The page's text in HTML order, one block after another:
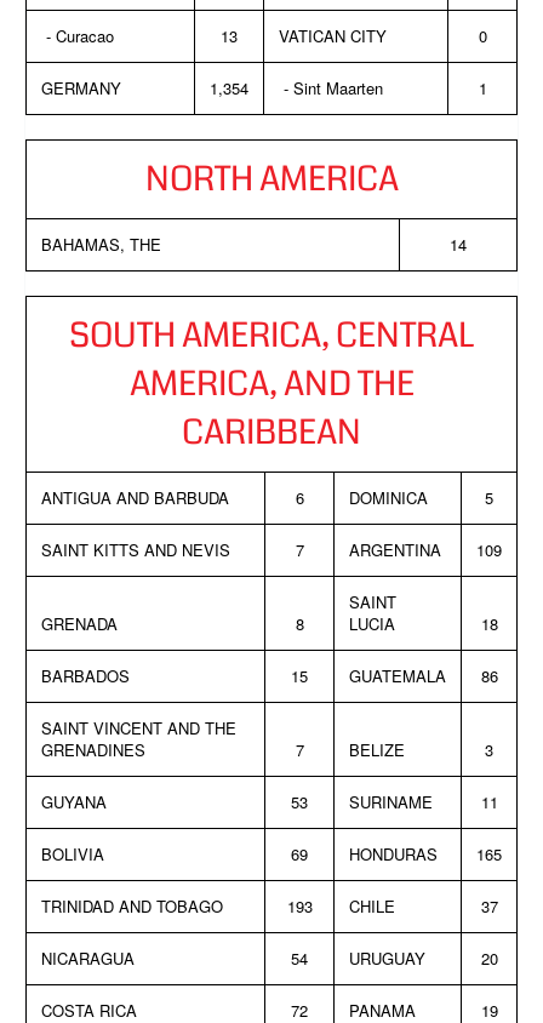
- Curacao 13 VATICAN CITY 0
GERMANY 1,354 - Sint Maarten 1
NORTH AMERICA
BAHAMAS, THE 14
SOUTH AMERICA, CENTRAL
AMERICA, AND THE
CARIBBEAN
ANTIGUA AND BARBUDA 6 DOMINICA 5
SAINT KITTS AND NEVIS 7 ARGENTINA 109
GRENADA 8
SAINT
LUCIA
18
BARBADOS 15 GUATEMALA 86
SAINT VINCENT AND THE
GRENADINES
7 BELIZE 3
GUYANA 53 SURINAME 11
BOLIVIA 69 HONDURAS 165
TRINIDAD AND TOBAGO 193 CHILE 37
NICARAGUA 54 URUGUAY 20
COSTA RICA 72 PANAMA 19